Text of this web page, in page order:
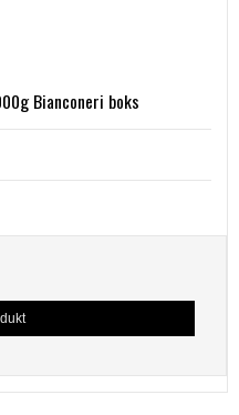
Bianconeri boks